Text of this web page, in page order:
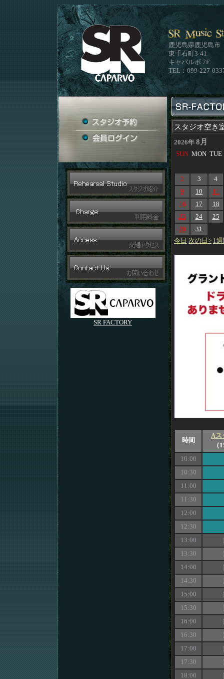
SR FACTORY
鹿児島県鹿児島市
東千石町3-41
キャパルボ 7F
TEL：099-227-
スタジオ空き
2026年 8月
SUN MON TUE
2 3
4
9
10
11
16
17
18
23
24
25
30
31
今日 次の日> 1
時間
Aス
（
10:00
10:30
11:00
11:30
12:00
12:30
13:00
13:30
14:00
14:30
15:00
15:30
16:00
16:30
17:00
17:30
18:00